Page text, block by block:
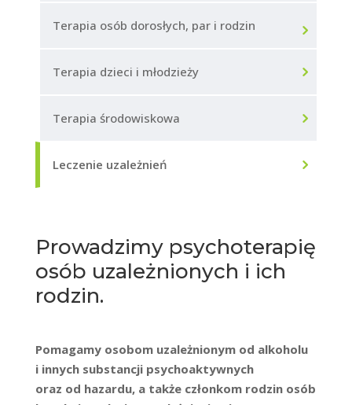
Terapia osób dorosłych, par i rodzin
Terapia dzieci i młodzieży
Terapia środowiskowa
Leczenie uzależnień
Prowadzimy psychoterapię
osób uzależnionych i ich
rodzin.
Pomagamy osobom uzależnionym od alkoholu
i innych substancji psychoaktywnych
oraz od hazardu, a także członkom rodzin osób